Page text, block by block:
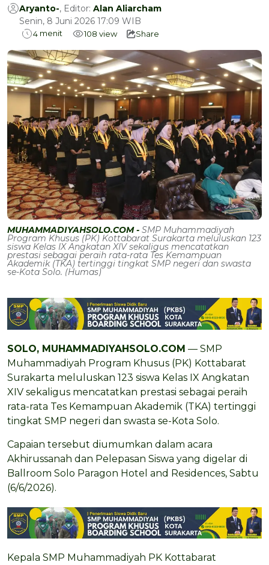
Aryanto-, Editor: Alan Aliarcham
Senin, 8 Juni 2026 17:09 WIB
4 menit 108 view Share
MUHAMMADIYAHSOLO.COM - SMP Muhammadiyah
Program Khusus (PK) Kottabarat Surakarta meluluskan 123
siswa Kelas IX Angkatan XIV sekaligus mencatatkan
prestasi sebagai peraih rata-rata Tes Kemampuan
Akademik (TKA) tertinggi tingkat SMP negeri dan swasta
se-Kota Solo. (Humas)
SOLO, MUHAMMADIYAHSOLO.COM — SMP
Muhammadiyah Program Khusus (PK) Kottabarat
Surakarta meluluskan 123 siswa Kelas IX Angkatan
XIV sekaligus mencatatkan prestasi sebagai peraih
rata-rata Tes Kemampuan Akademik (TKA) tertinggi
tingkat SMP negeri dan swasta se-Kota Solo.
Capaian tersebut diumumkan dalam acara
Akhirussanah dan Pelepasan Siswa yang digelar di
Ballroom Solo Paragon Hotel and Residences, Sabtu
(6/6/2026).
Kepala SMP Muhammadiyah PK Kottabarat